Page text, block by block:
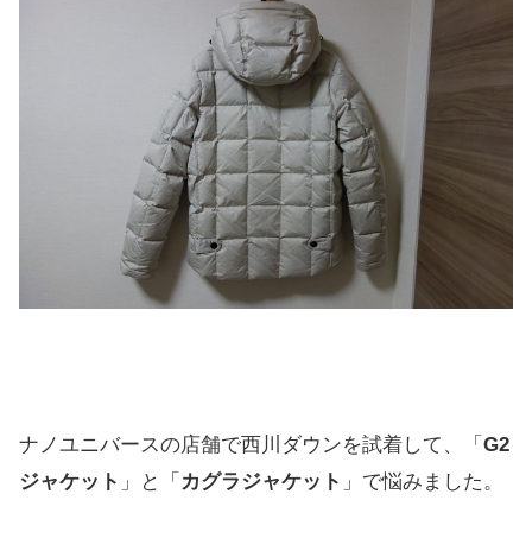
ナノユニバースの店舗で西川ダウンを試着して、「 G2
ジャケット 」と「 カグラジャケット 」で悩みました。